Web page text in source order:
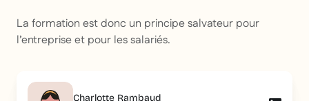
La formation est donc un principe salvateur pour
l’entreprise et pour les salariés.
Charlotte Rambaud